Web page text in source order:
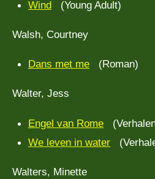
Wind (Young Adult)
Walsh, Courtney
Dans met me (Roman)
Walter, Jess
Engel van Rome
We leven in water
Walters, Minette